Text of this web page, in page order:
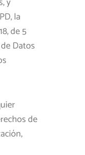
la
de 5
Datos
de